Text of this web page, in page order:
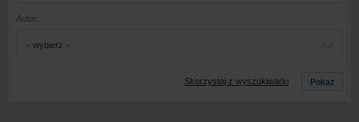
Autor:
- wybierz -
Skorzystaj z wyszukiwarki Pokaż